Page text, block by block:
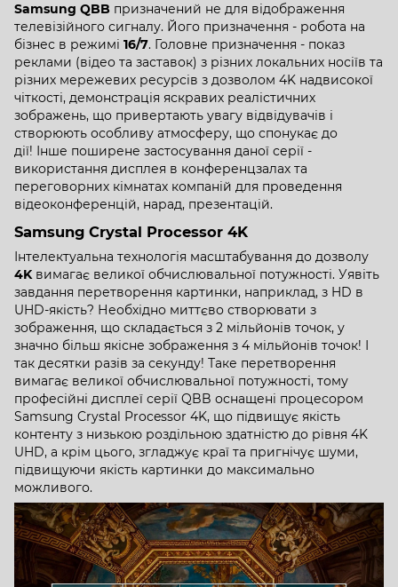
Samsung QBB призначений не для відображення
телевізійного сигналу. Його призначення - робота на
бізнес в режимі 16/7. Головне призначення - показ
реклами (відео та заставок) з різних локальних носіїв та
різних мережевих ресурсів з дозволом 4K надвисокої
чіткості, демонстрація яскравих реалістичних
зображень, що привертають увагу відвідувачів і
створюють особливу атмосферу, що спонукає до
дії! Інше поширене застосування даної серії -
використання дисплея в конференцзалах та
переговорних кімнатах компаній для проведення
відеоконференцій, нарад, презентацій.
Samsung Crystal Processor 4K
Інтелектуальна технологія масштабування до дозволу
4K вимагає великої обчислювальної потужності. Уявіть
завдання перетворення картинки, наприклад, з HD в
UHD-якість? Необхідно миттєво створювати з
зображення, що складається з 2 мільйонів точок, у
значно більш якісне зображення з 4 мільйонів точок! І
так десятки разів за секунду! Таке перетворення
вимагає великої обчислювальної потужності, тому
професійні дисплеї серії QBB оснащені процесором
Samsung Crystal Processor 4K, що підвищує якість
контенту з низькою роздільною здатністю до рівня 4K
UHD, а крім цього, згладжує краї та пригнічує шуми,
підвищуючи якість картинки до максимально
можливого.